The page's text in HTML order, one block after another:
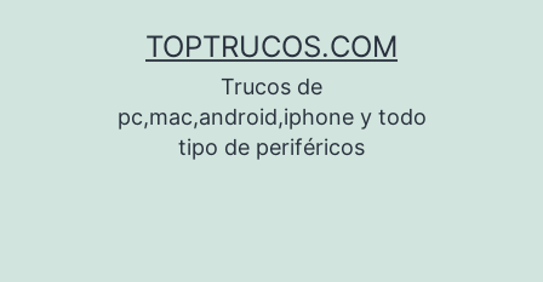
TOPTRUCOS.COM
Trucos de
pc,mac,android,iphone y todo
tipo de periféricos